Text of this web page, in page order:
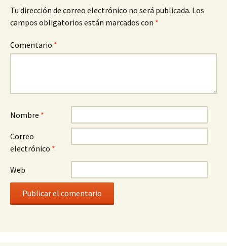
Tu dirección de correo electrónico no será publicada. Los
campos obligatorios están marcados con *
Comentario *
Nombre *
Correo
electrónico *
Web